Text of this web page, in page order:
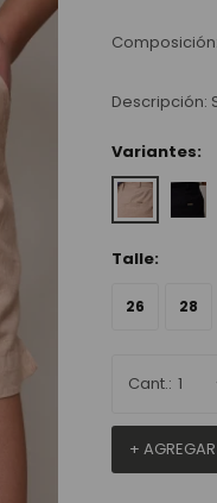
Composición:
Descripción:
Variantes:
Talle:
26 28
1
+